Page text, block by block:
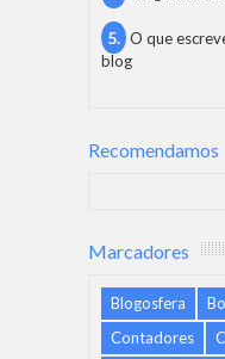
O que
blog
Recomendamos
Marcadores
Blogosfera
Contadores